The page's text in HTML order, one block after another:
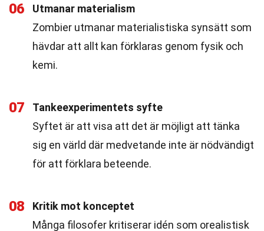
06
Utmanar materialism
Zombier utmanar materialistiska synsätt som
hävdar att allt kan förklaras genom fysik och
kemi.
07
Tankeexperimentets syfte
Syftet är att visa att det är möjligt att tänka
sig en värld där medvetande inte är nödvändigt
för att förklara beteende.
08
Kritik mot konceptet
Många filosofer kritiserar idén som orealistisk